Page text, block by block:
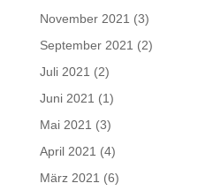
November 2021 (3)
September 2021 (2)
Juli 2021 (2)
Juni 2021 (1)
Mai 2021 (3)
April 2021 (4)
März 2021 (6)